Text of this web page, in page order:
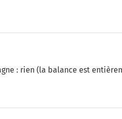
: rien (la balance est